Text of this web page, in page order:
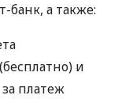
банк, а также:
и
платеж